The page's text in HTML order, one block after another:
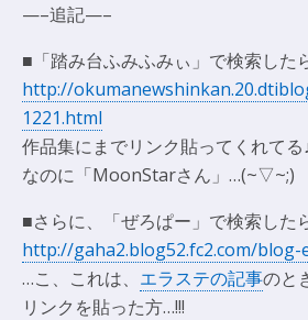
—–追記—–
■「踏み台ふみふみぃ」で検索した
http://
1221.html
作品集にまでリンク貼ってくれてる
なのに「MoonStarさん」…(~▽~;)
■さらに、「ぜろぱー」で検索した
http://gaha2.blog52.fc2.com/
…こ、これは、 エラステの記事のと
リンクを貼った方…!!!